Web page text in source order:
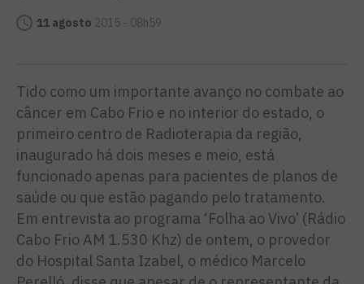
11 agosto 2015 - 08h59
Tido como um importante avanço no combate ao
câncer em Cabo Frio e no interior do estado, o
primeiro centro de Radioterapia da região,
inaugurado há dois meses e meio, está
funcionado apenas para pacientes de planos de
saúde ou que estão pagando pelo tratamento.
Em entrevista ao programa ‘Folha ao Vivo’ (Rádio
Cabo Frio AM 1.530 Khz) de ontem, o provedor
do Hospital Santa Izabel, o médico Marcelo